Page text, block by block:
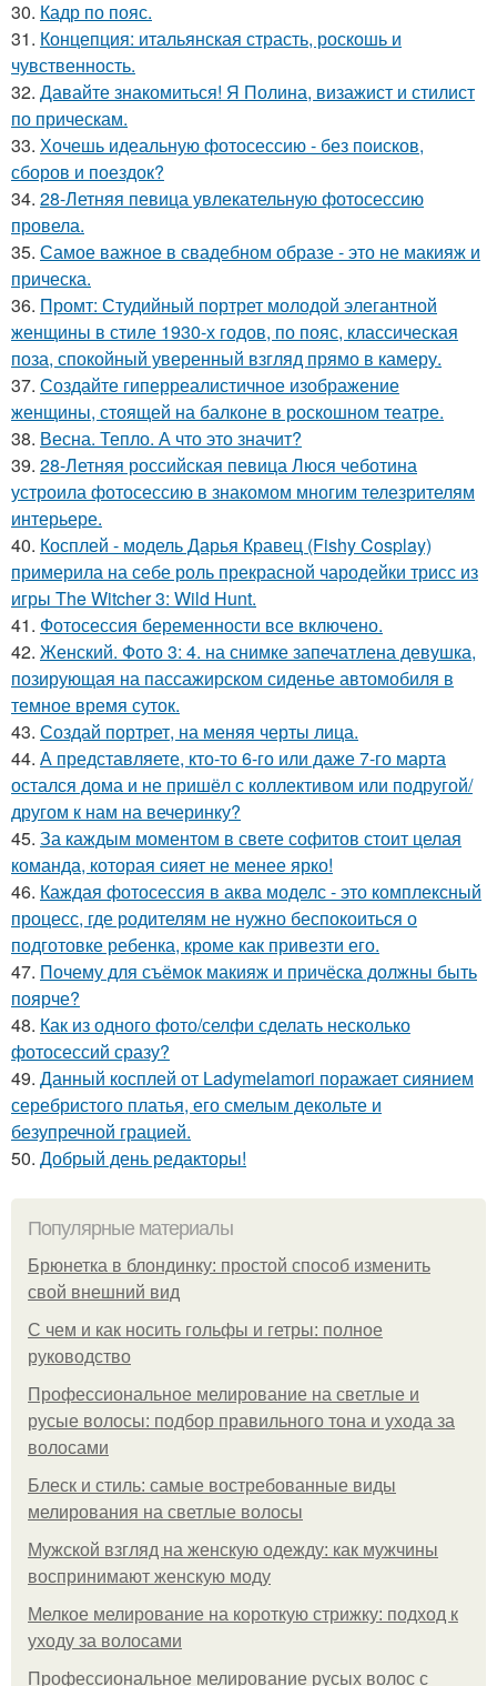
30. Кадр по пояс.
31. Концепция: итальянская страсть, роскошь и
чувственность.
32. Давайте знакомиться! Я Полина, визажист и стилист
по прическам.
33. Хочешь идеальную фотосессию - без поисков,
сборов и поездок?
34. 28-Летняя певица увлекательную фотосессию
провела.
35. Самое важное в свадебном образе - это не макияж и
прическа.
36. Промт: Студийный портрет молодой элегантной
женщины в стиле 1930-х годов, по пояс, классическая
поза, спокойный уверенный взгляд прямо в камеру.
37. Создайте гиперреалистичное изображение
женщины, стоящей на балконе в роскошном театре.
38. Весна. Тепло. А что это значит?
39. 28-Летняя российская певица Люся чеботина
устроила фотосессию в знакомом многим телезрителям
интерьере.
40. Косплей - модель Дарья Кравец (Fishy Cosplay)
примерила на себе роль прекрасной чародейки трисс из
игры The Witcher 3: Wild Hunt.
41. Фотосессия беременности все включено.
42. Женский. Фото 3: 4. на снимке запечатлена девушка,
позирующая на пассажирском сиденье автомобиля в
темное время суток.
43. Создай портрет, на меняя черты лица.
44. А представляете, кто-то 6-го или даже 7-го марта
остался дома и не пришёл с коллективом или подругой/
другом к нам на вечеринку?
45. За каждым моментом в свете софитов стоит целая
команда, которая сияет не менее ярко!
46. Каждая фотосессия в аква моделс - это комплексный
процесс, где родителям не нужно беспокоиться о
подготовке ребенка, кроме как привезти его.
47. Почему для съёмок макияж и причёска должны быть
поярче?
48. Как из одного фото/селфи сделать несколько
фотосессий сразу?
49. Данный косплей от Ladymelamori поражает сиянием
серебристого платья, его смелым декольте и
безупречной грацией.
50. Добрый день редакторы!
Популярные материалы
Брюнетка в блондинку: простой способ изменить
свой внешний вид
С чем и как носить гольфы и гетры: полное
руководство
Профессиональное мелирование на светлые и
русые волосы: подбор правильного тона и ухода за
волосами
Блеск и стиль: самые востребованные виды
мелирования на светлые волосы
Мужской взгляд на женскую одежду: как мужчины
воспринимают женскую моду
Мелкое мелирование на короткую стрижку: подход к
уходу за волосами
Профессиональное мелирование русых волос с